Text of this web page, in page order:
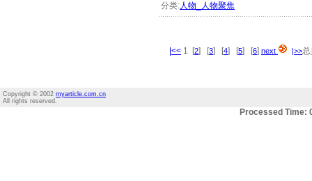
分类:人物_人物聚焦
|<< 1 [2] [3] [4] [5] [6] next |>>
Copyright © 2002 myarticle.com.cn
All rights reserved.
Processed Time: